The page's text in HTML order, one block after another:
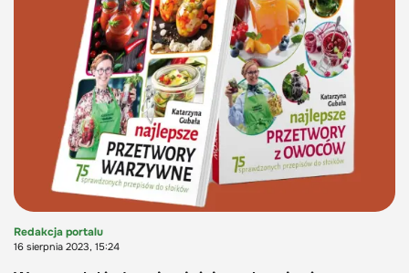
Redakcja portalu
16 sierpnia 2023, 15:24